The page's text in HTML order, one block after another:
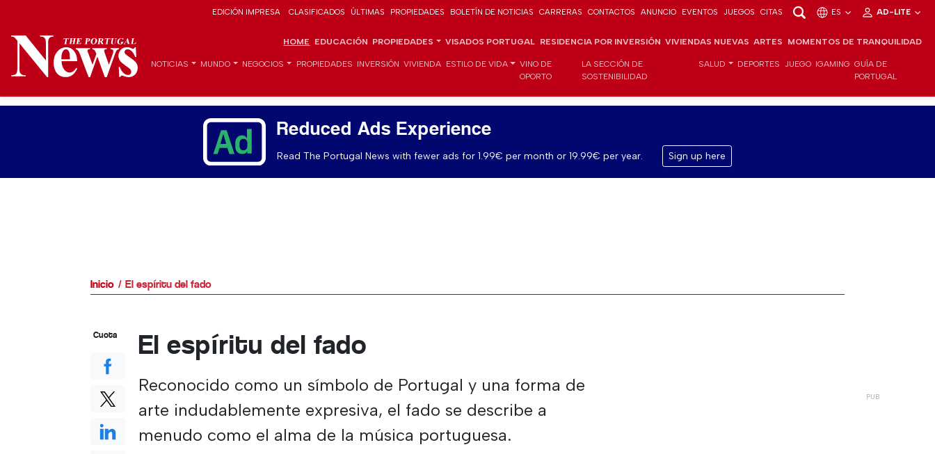
EDICIÓN IMPRESA CLASIFICADOS ÚLTIMAS PROPIEDADES BOLETÍN DE NOTICIAS CARRERAS CONTACTOS ANUNCIO EVENTOS JUEGOS CITAS ES AD-LITE
HOME EDUCACIÓN PROPIEDADES VISADOS PORTUGAL RESIDENCIA POR INVERSIÓN VIVIENDAS NUEVAS ARTES MOMENTOS DE TRANQUILIDAD
NOTICIAS MUNDO NEGOCIOS PROPIEDADES INVERSIÓN VIVIENDA ESTILO DE VIDA
VINO DE
OPORTO
LA SECCIÓN DE
SOSTENIBILIDAD
SALUD DEPORTES JUEGO IGAMING GUÍA DE
PORTUGAL
Reduced Ads Experience
Read The Portugal News with fewer ads for 1.99€ per month or 19.99€ per year. Sign up here
Inicio El espíritu del fado
El espíritu del fado
Reconocido como un símbolo de Portugal y una forma de
arte indudablemente expresiva, el fado se describe a
menudo como el alma de la música portuguesa.
Cuota